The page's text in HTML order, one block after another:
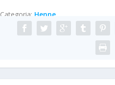
Categoria: Henne